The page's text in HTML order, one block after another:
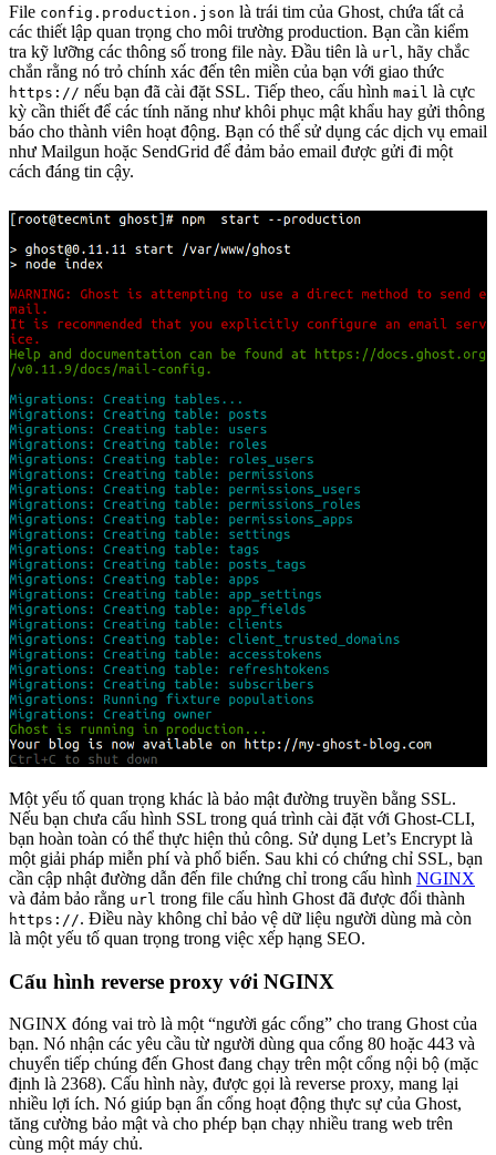
File config.production.json là trái tim của Ghost, chứa tất cả
các thiết lập quan trọng cho môi trường production. Bạn cần kiểm
tra kỹ lưỡng các thông số trong file này. Đầu tiên là url , hãy chắc
chắn rằng nó trỏ chính xác đến tên miền của bạn với giao thức
https:// nếu bạn đã cài đặt SSL. Tiếp theo, cấu hình mail là cực
kỳ cần thiết để các tính năng như khôi phục mật khẩu hay gửi thông
báo cho thành viên hoạt động. Bạn có thể sử dụng các dịch vụ email
như Mailgun hoặc SendGrid để đảm bảo email được gửi đi một
cách đáng tin cậy.
Một yếu tố quan trọng khác là bảo mật đường truyền bằng SSL.
Nếu bạn chưa cấu hình SSL trong quá trình cài đặt với Ghost-CLI,
bạn hoàn toàn có thể thực hiện thủ công. Sử dụng Let’s Encrypt là
một giải pháp miễn phí và phổ biến. Sau khi có chứng chỉ SSL, bạn
cần cập nhật đường dẫn đến file chứng chỉ trong cấu hình NGINX
và đảm bảo rằng url trong file cấu hình Ghost đã được đổi thành
https://. Điều này không chỉ bảo vệ dữ liệu người dùng mà còn
là một yếu tố quan trọng trong việc xếp hạng SEO.
Cấu hình reverse proxy với NGINX
NGINX đóng vai trò là một “người gác cổng” cho trang Ghost của
bạn. Nó nhận các yêu cầu từ người dùng qua cổng 80 hoặc 443 và
chuyển tiếp chúng đến Ghost đang chạy trên một cổng nội bộ (mặc
định là 2368). Cấu hình này, được gọi là reverse proxy, mang lại
nhiều lợi ích. Nó giúp bạn ẩn cổng hoạt động thực sự của Ghost,
tăng cường bảo mật và cho phép bạn chạy nhiều trang web trên
cùng một máy chủ.